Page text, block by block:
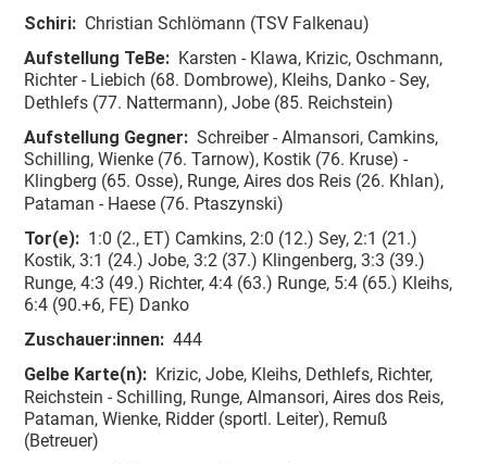
Schiri: Christian Schlömann (TSV Falkenau)
Aufstellung TeBe: Karsten - Klawa, Krizic, Oschmann,
Richter - Liebich (68. Dombrowe), Kleihs, Danko - Sey,
Dethlefs (77. Nattermann), Jobe (85. Reichstein)
Aufstellung Gegner: Schreiber - Almansori, Camkins,
Schilling, Wienke (76. Tarnow), Kostik (76. Kruse) -
Klingberg (65. Osse), Runge, Aires dos Reis (26. Khlan),
Pataman - Haese (76. Ptaszynski)
Tor(e): 1:0 (2., ET) Camkins, 2:0 (12.) Sey, 2:1 (21.)
Kostik, 3:1 (24.) Jobe, 3:2 (37.) Klingenberg, 3:3 (39.)
Runge, 4:3 (49.) Richter, 4:4 (63.) Runge, 5:4 (65.) Kleihs,
6:4 (90.+6, FE) Danko
Zuschauer:innen: 444
Gelbe Karte(n): Krizic, Jobe, Kleihs, Dethlefs, Richter,
Reichstein - Schilling, Runge, Almansori, Aires dos Reis,
Pataman, Wienke, Ridder (sportl. Leiter), Remuß
(Betreuer)